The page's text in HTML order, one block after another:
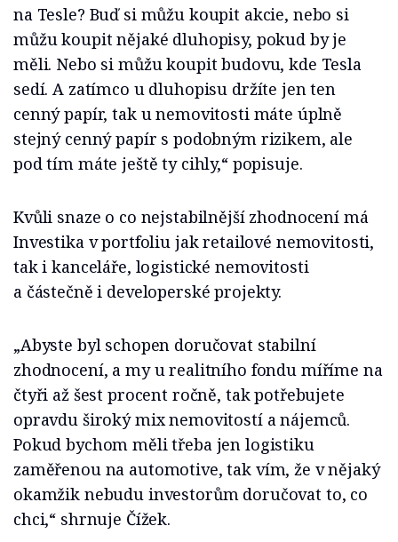
na Tesle? Buď si můžu koupit akcie, nebo si
můžu koupit nějaké dluhopisy, pokud by je
měli. Nebo si můžu koupit budovu, kde Tesla
sedí. A zatímco u dluhopisu držíte jen ten
cenný papír, tak u nemovitosti máte úplně
stejný cenný papír s podobným rizikem, ale
pod tím máte ještě ty cihly,“ popisuje.
Kvůli snaze o co nejstabilnější zhodnocení má
Investika v portfoliu jak retailové nemovitosti,
tak i kanceláře, logistické nemovitosti
a částečně i developerské projekty.
„Abyste byl schopen doručovat stabilní
zhodnocení, a my u realitního fondu míříme na
čtyři až šest procent ročně, tak potřebujete
opravdu široký mix nemovitostí a nájemců.
Pokud bychom měli třeba jen logistiku
zaměřenou na automotive, tak vím, že v nějaký
okamžik nebudu investorům doručovat to, co
chci,“ shrnuje Čížek.